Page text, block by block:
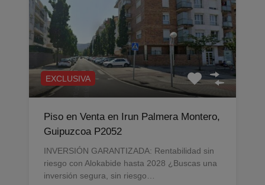
EXCLUSIVA
Piso en Venta en Irun Palmera Montero,
Guipuzcoa P2052
INVERSIÓN GARANTIZADA: Rentabilidad sin
riesgo con Alokabide hasta 2028 ¿Buscas una
inversión segura, sin riesgo…